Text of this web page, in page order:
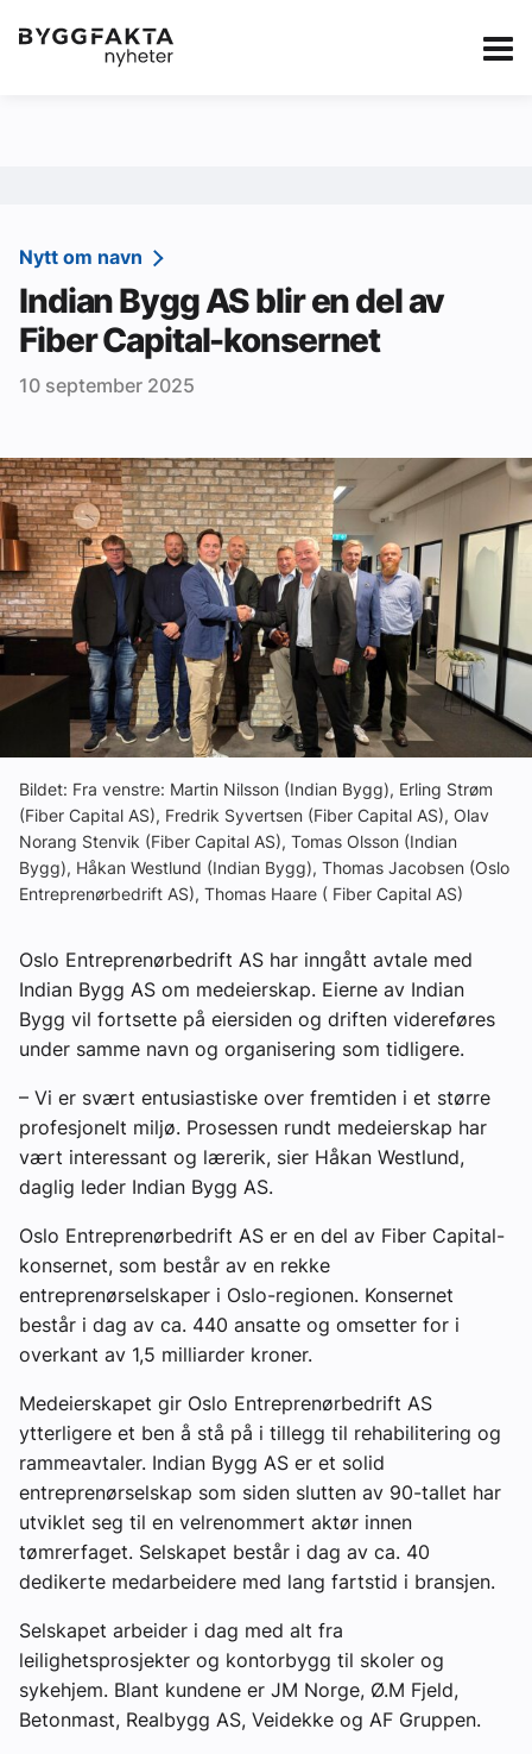
Kategorier Jobbmarkedet Annonsere i
Redaksjonen
Om Byggfakta
Annonsere
Abonnere
Tips oss
Ledige stillinger
eBlad
Aktivitetskalender
Nyheter
Nytt om navn
Indian Bygg AS blir en del av
Fiber Capital-konsernet
10 september 2025
Bildet: Fra venstre: Martin Nilsson (Indian Bygg), Erling Strøm
(Fiber Capital AS), Fredrik Syvertsen (Fiber Capital AS), Olav
Norang Stenvik (Fiber Capital AS), Tomas Olsson (Indian
Bygg), Håkan Westlund (Indian Bygg), Thomas Jacobsen (Oslo
Entreprenørbedrift AS), Thomas Haare ( Fiber Capital AS)
Oslo Entreprenørbedrift AS har inngått avtale med
Indian Bygg AS om medeierskap. Eierne av Indian
Bygg vil fortsette på eiersiden og driften videreføres
under samme navn og organisering som tidligere.
– Vi er svært entusiastiske over fremtiden i et større
profesjonelt miljø. Prosessen rundt medeierskap har
vært interessant og lærerik, sier Håkan Westlund,
daglig leder Indian Bygg AS.
Oslo Entreprenørbedrift AS er en del av Fiber Capital-
konsernet, som består av en rekke
entreprenørselskaper i Oslo-regionen. Konsernet
består i dag av ca. 440 ansatte og omsetter for i
overkant av 1,5 milliarder kroner.
Medeierskapet gir Oslo Entreprenørbedrift AS
ytterligere et ben å stå på i tillegg til rehabilitering og
rammeavtaler. Indian Bygg AS er et solid
entreprenørselskap som siden slutten av 90-tallet har
utviklet seg til en velrenommert aktør innen
tømrerfaget. Selskapet består i dag av ca. 40
dedikerte medarbeidere med lang fartstid i bransjen.
Selskapet arbeider i dag med alt fra
leilighetsprosjekter og kontorbygg til skoler og
sykehjem. Blant kundene er JM Norge, Ø.M Fjeld,
Betonmast, Realbygg AS, Veidekke og AF Gruppen.